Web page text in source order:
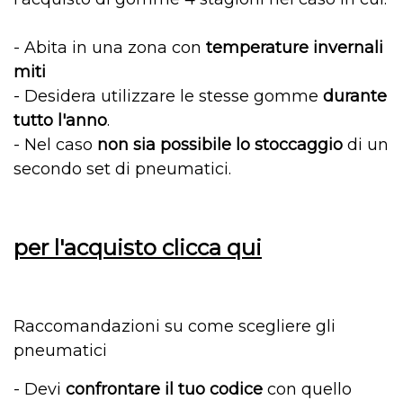
- Abita in una zona con temperature invernali
miti
- Desidera utilizzare l e stesse gomme durante
tutto l'anno.
- Nel caso non sia possibile lo stoccaggio di un
secondo set di pneumatici.
per l'acquisto clicca qui
Raccomandazioni su come scegliere gli
pneumatici
- Devi confrontare il tuo codice con quello